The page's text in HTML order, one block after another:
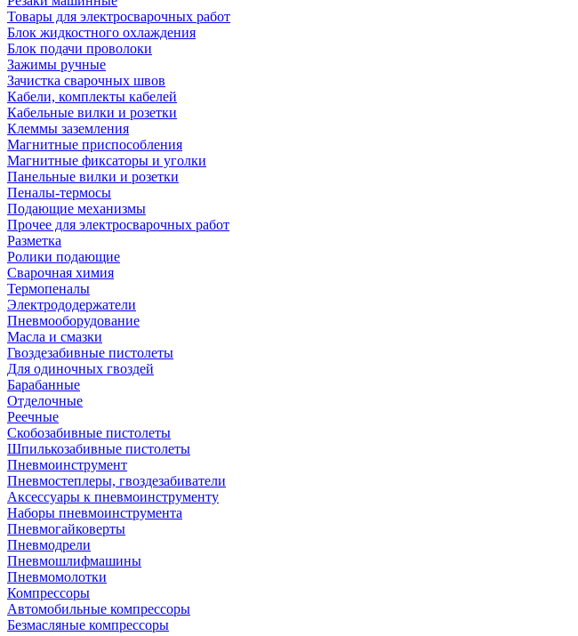
Товары для электросварочных работ
Блок жидкостного охлаждения
Блок подачи проволоки
Зажимы ручные
Зачистка сварочных швов
Кабели, комплекты кабелей
Кабельные вилки и розетки
Клеммы заземления
Магнитные приспособления
Магнитные фиксаторы и уголки
Панельные вилки и розетки
Пеналы-термосы
Подающие механизмы
Прочее для электросварочных работ
Разметка
Ролики подающие
Сварочная химия
Термопеналы
Электрододержатели
Пневмооборудование
Масла и смазки
Гвоздезабивные пистолеты
Для одиночных гвоздей
Барабанные
Отделочные
Реечные
Скобозабивные пистолеты
Шпилькозабивные пистолеты
Пневмоинструмент
Пневмостеплеры, гвоздезабиватели
Аксессуары к пневмоинструменту
Наборы пневмоинструмента
Пневмогайковерты
Пневмодрели
Пневмошлифмашины
Пневмомолотки
Компрессоры
Автомобильные компрессоры
Безмасляные компрессоры